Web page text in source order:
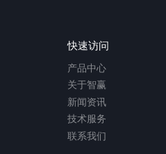
了解更多
快速访问
产品中心
关于智赢
新闻资讯
技术服务
联系我们